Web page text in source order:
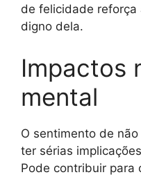
de felicidade reforça
digno dela.
Impactos
mental
O sentimento de
ter sérias
Pode contribuir para